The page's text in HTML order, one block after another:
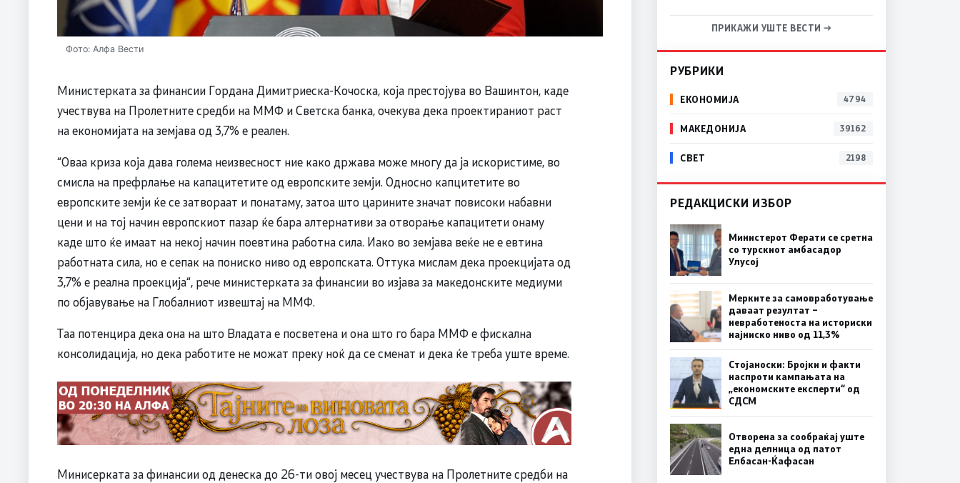
Фото: Алфа Вести
Министерката за финансии Гордана Димитриеска-Кочоска, која престојува во Вашинтон, каде
учествува на Пролетните средби на ММФ и Светска банка, очекува дека проектираниот раст
на економијата на земјава од 3,7% е реален.
“Оваа криза која дава голема неизвесност ние како држава може многу да ја искористиме, во
смисла на префрлање на капацитетите од европските земји. Односно капцитетите во
европските земји ќе се затвораат и понатаму, затоа што царините значат повисоки набавни
цени и на тој начин европскиот пазар ќе бара алтернативи за отворање капацитети онаму
каде што ќе имаат на некој начин поевтина работна сила. Иако во земјава веќе не е евтина
работната сила, но е сепак на пониско ниво од европската. Оттука мислам дека проекцијата од
3,7% е реална проекција“, рече министерката за финансии во изјава за македонските медиуми
по објавување на Глобалниот извештај на ММФ.
Таа потенцира дека она на што Владата е посветена и она што го бара ММФ е фискална
консолидација, но дека работите не можат преку ноќ да се сменат и дека ќе треба уште време.
Минисерката за финансии од денеска до 26-ти овој месец учествува на Пролетните средби на
ПРИКАЖИ УШТЕ ВЕСТИ →
РУБРИКИ
ЕКОНОМИЈА 4794
МАКЕДОНИЈА 39162
СВЕТ 2198
РЕДАКЦИСКИ ИЗБОР
Министерот Ферати се сретна
со турскиот амбасадор
Улусој
Мерките за самовработување
даваат резултат –
невработеноста на историски
најниско ниво од 11,3%
Стојаноски: Бројки и факти
наспроти кампањата на
„економските експерти“ од
СДСM
Отворена за сообраќај уште
една делница од патот
Елбасан-Ќафасан